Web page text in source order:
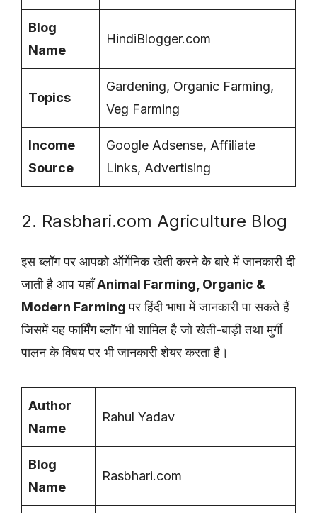
Blog
Name
HindiBlogger.com
Topics
Gardening, Organic Farming,
Veg Farming
Income
Source
Google Adsense, Affiliate
Links, Advertising
2. Rasbhari.com Agriculture Blog
इस ब्लॉग पर आपको ऑर्गेनिक खेती करने केे बारे में जानकारी दी
जाती है आप यहाँAnimal Farming, Organic &
Modern Farmingपर हिंदी भाषा में जानकारी पा सकते हैं
जिसमें यह फार्मिंग ब्लॉग भी शामिल है जो खेती-बाड़ी तथा मुर्गी
पालन के विषय पर भी जानकारी शेयर करता है।
Author
Name
Rahul Yadav
Blog
Name
Rasbhari.com